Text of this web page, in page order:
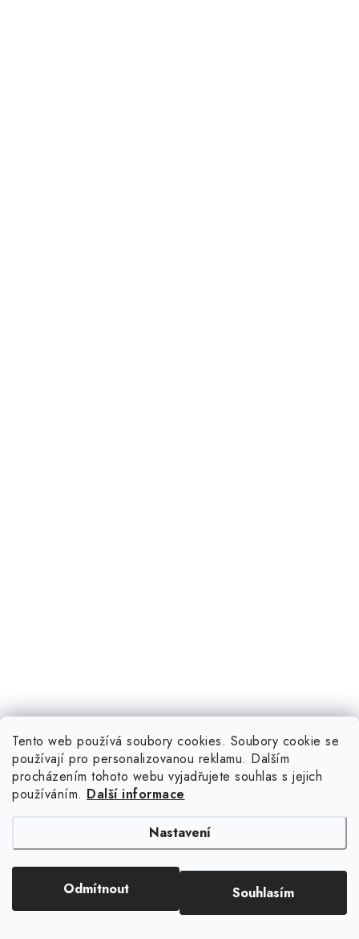
Tento web používá soubory cookies. Soubory cookie se
používají pro personalizovanou reklamu. Dalším
procházením tohoto webu vyjadřujete souhlas s jejich
používáním. Další informace
Nastavení
Odmítnout Souhlasím
Sledujte nás na Instagramu
ZOBRAZIT PROFIL